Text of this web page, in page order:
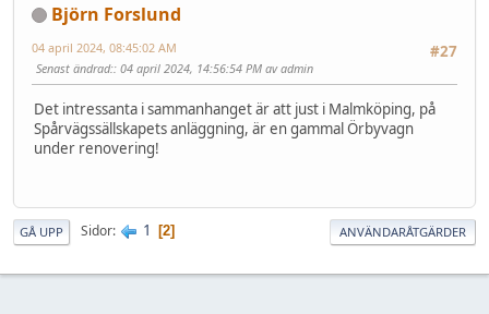
Björn Forslund
#27
04 april 2024, 08:45:02 AM
Senast ändrad:: 04 april 2024, 14:56:54 PM av admin
Det intressanta i sammanhanget är att just i Malmköping, på
Spårvägssällskapets anläggning, är en gammal Örbyvagn
under renovering!
GÅ UPP Sidor 1 2 ANVÄNDARÅTGÄRDER